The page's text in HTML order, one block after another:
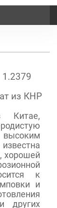
1.2379
из КНР
Китае,
хорошей
к
и
других